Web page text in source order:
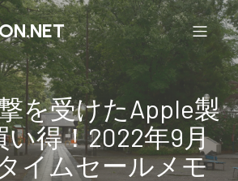
を受けたApple製
い得！2022年9月
イムセールメモ